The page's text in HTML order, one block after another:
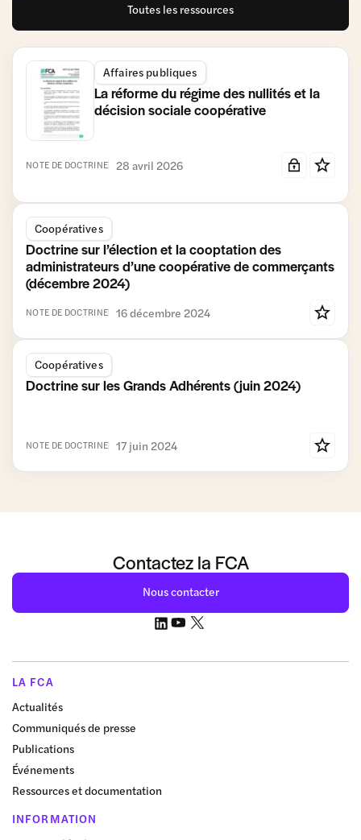
Toutes les ressources
Affaires publiques
La réforme du régime des nullités et la
décision sociale coopérative
NOTE DE DOCTRINE 28 avril 2026
Coopératives
Doctrine sur l’élection et la cooptation des
administrateurs d’une coopérative de commerçants
(décembre 2024)
NOTE DE DOCTRINE 16 décembre 2024
Coopératives
Doctrine sur les Grands Adhérents (juin 2024)
NOTE DE DOCTRINE 17 juin 2024
Contactez la FCA
Nous contacter
LA FCA
Actualités
Communiqués de presse
Publications
Événements
Ressources et documentation
INFORMATION